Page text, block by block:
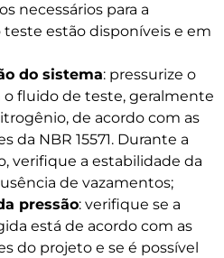
necessários para a
teste estão disponíveis e em
do sistema: pressurize o
o fluido de teste, geralmente
de acordo com as
da NBR 15571. Durante a
verifique a estabilidade da
de vazamentos;
pressão: verifique se a
está de acordo com as
do projeto e se é possível